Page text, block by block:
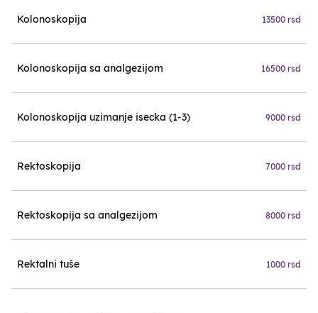
Kolonoskopija 13500 rsd
Kolonoskopija sa analgezijom 16500 rsd
Kolonoskopija uzimanje isecka (1-3) 9000 rsd
Rektoskopija 7000 rsd
Rektoskopija sa analgezijom 8000 rsd
Rektalni tuše 1000 rsd